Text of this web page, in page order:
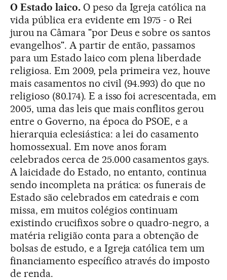
O Estado laico.O peso da Igreja católica na
vida pública era evidente em 1975 - o Rei
jurou na Câmara "por Deus e sobre os santos
evangelhos". A partir de então, passamos
para um Estado laico com plena liberdade
religiosa. Em 2009, pela primeira vez, houve
mais casamentos no civil (94.993) do que no
religioso (80.174). E a isso foi acrescentada, em
2005, uma das leis que mais conflitos gerou
entre o Governo, na época do PSOE, e a
hierarquia eclesiástica: a lei do casamento
homossexual. Em nove anos foram
celebrados cerca de 25.000 casamentos gays.
A laicidade do Estado, no entanto, continua
sendo incompleta na prática: os funerais de
Estado são celebrados em catedrais e com
missa, em muitos colégios continuam
existindo crucifixos sobre o quadro-negro, a
matéria religião conta para a obtenção de
bolsas de estudo, e a Igreja católica tem um
financiamento específico através do imposto
de renda.